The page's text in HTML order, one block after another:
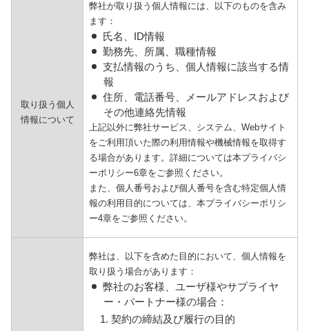
取り扱う個人
情報について
弊社が取り扱う個人情報には、以下のものを含み
ます：
氏名、ID情報
勤務先、所属、職種情報
支払情報のうち、個人情報に該当する情
報
住所、電話番号、メールアドレスおよび
その他連絡先情報
上記以外に弊社サービス、システム、Webサイト
をご利用頂いた際の利用情報や機械情報を取得す
る場合があります。詳細については本プライバシ
ーポリシー6章をご参照ください。
また、個人番号および個人番号を含む特定個人情
報の利用目的については、本プライバシーポリシ
ー4章をご参照ください。
弊社は、以下を含めた目的において、個人情報を
取り扱う場合があります：
弊社のお客様、ユーザ様やサプライヤ
ー・パートナー様の場合：
1. 契約の締結及び履行の目的